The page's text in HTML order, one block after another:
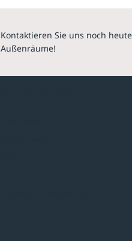
Kontaktieren Sie uns noch
Außenräume!